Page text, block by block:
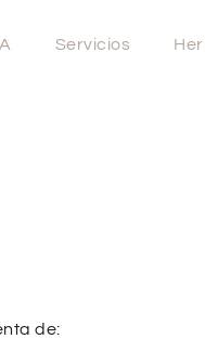
Servicios
de: